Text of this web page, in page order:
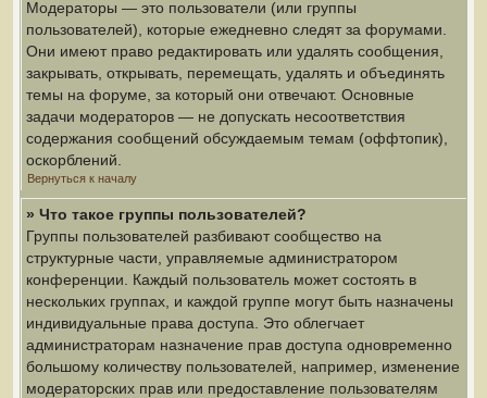
Модераторы — это пользователи (или группы
пользователей), которые ежедневно следят за форумами.
Они имеют право редактировать или удалять сообщения,
закрывать, открывать, перемещать, удалять и объединять
темы на форуме, за который они отвечают. Основные
задачи модераторов — не допускать несоответствия
содержания сообщений обсуждаемым темам (оффтопик),
оскорблений.
Вернуться к началу
» Что такое группы пользователей?
Группы пользователей разбивают сообщество на
структурные части, управляемые администратором
конференции. Каждый пользователь может состоять в
нескольких группах, и каждой группе могут быть назначены
индивидуальные права доступа. Это облегчает
администраторам назначение прав доступа одновременно
большому количеству пользователей, например, изменение
модераторских прав или предоставление пользователям